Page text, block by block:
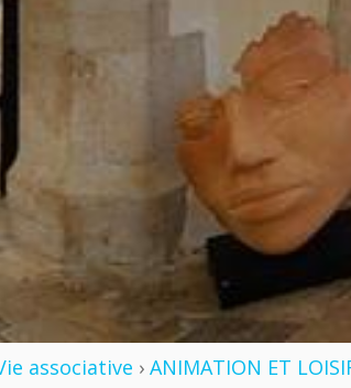
associative › ANIMATION ET